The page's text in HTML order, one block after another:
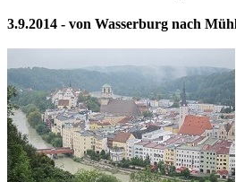
3.9.2014 - von Wasserburg nach